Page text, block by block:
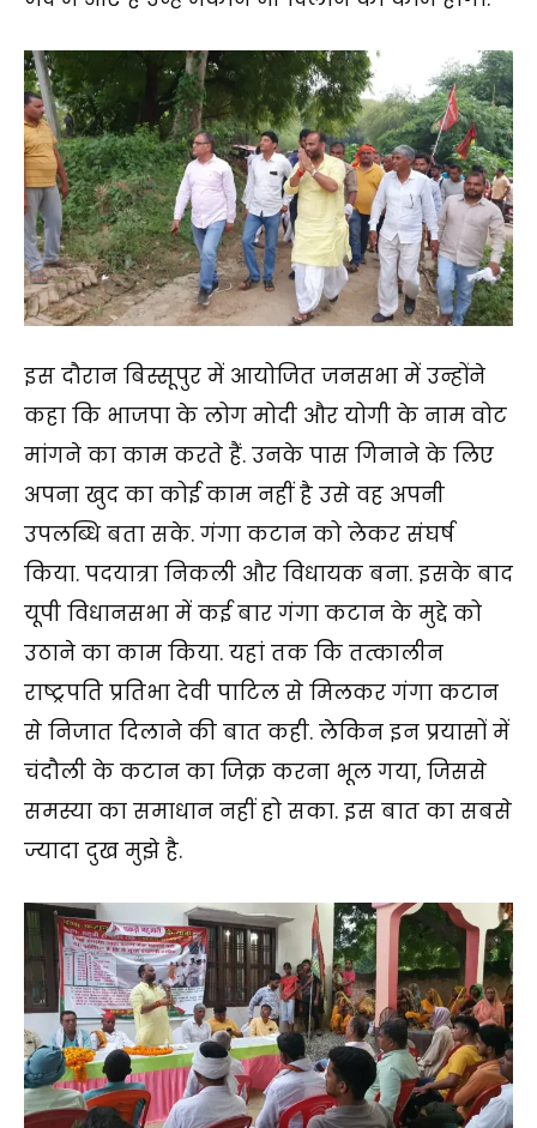
इस दौरान बिस्सूपुर में आयोजित जनसभा में उन्होंने
कहा कि भाजपा के लोग मोदी और योगी के नाम वोट
मांगने का काम करते हैं. उनके पास गिनाने के लिए
अपना खुद का कोई काम नहीं है उसे वह अपनी
उपलब्धि बता सके. गंगा कटान को लेकर संघर्ष
किया. पदयात्रा निकली और विधायक बना. इसके बाद
यूपी विधानसभा में कई बार गंगा कटान के मुद्दे को
उठाने का काम किया. यहां तक कि तत्कालीन
राष्ट्रपति प्रतिभा देवी पाटिल से मिलकर गंगा कटान
से निजात दिलाने की बात कही. लेकिन इन प्रयासों में
चंदौली के कटान का जिक्र करना भूल गया, जिससे
समस्या का समाधान नहीं हो सका. इस बात का सबसे
ज्यादा दुख मुझे है.